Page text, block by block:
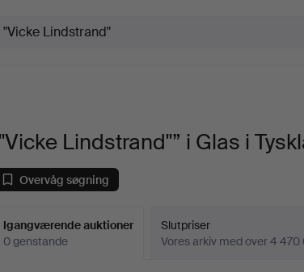
Lindstrand"” i Glas i
Overvåg søgning
Igangværende auktioner
0 genstande
Slutpriser
Vores arkiv med over 4